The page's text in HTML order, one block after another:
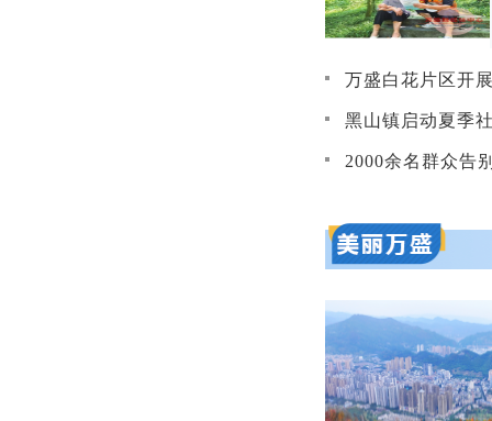
万盛白花片区开展环
黑山镇启动夏季
2000余名群众告别“